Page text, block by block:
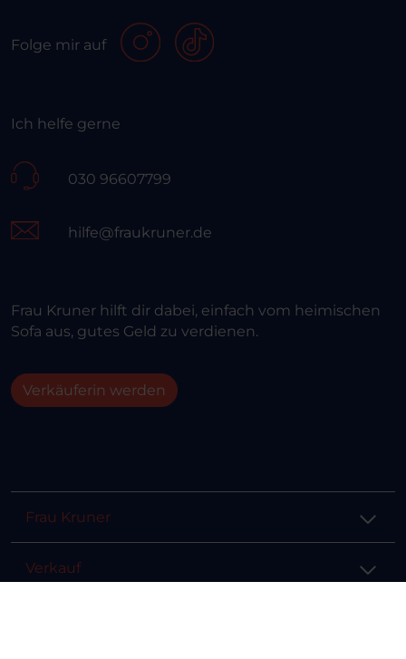
Folge mir auf
Ich helfe gerne
030 96607799
hilfe@fraukruner.de
Frau Kruner hilft dir dabei, einfach vom heimischen
Sofa aus, gutes Geld zu verdienen.
Verkäuferin werden
Frau Kruner
Verkauf